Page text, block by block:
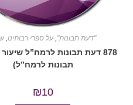
"דעת תבונות",על ספרי רבותינו,
תבונות לרמח”ל)
₪10